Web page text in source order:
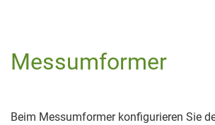
Messumformer
Beim Messumformer konfigurieren Sie